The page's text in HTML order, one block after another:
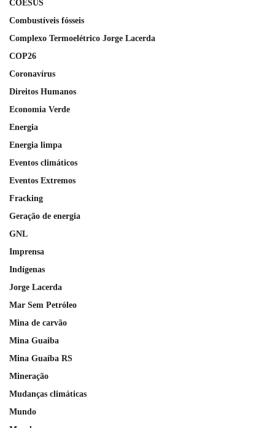
COESUS
Combustíveis fósseis
Complexo Termoelétrico Jorge Lacerda
COP26
Coronavírus
Direitos Humanos
Economia Verde
Energia
Energia limpa
Eventos climáticos
Eventos Extremos
Fracking
Geração de energia
GNL
Imprensa
Indígenas
Jorge Lacerda
Mar Sem Petróleo
Mina de carvão
Mina Guaiba
Mina Guaíba RS
Mineração
Mudanças climáticas
Mundo